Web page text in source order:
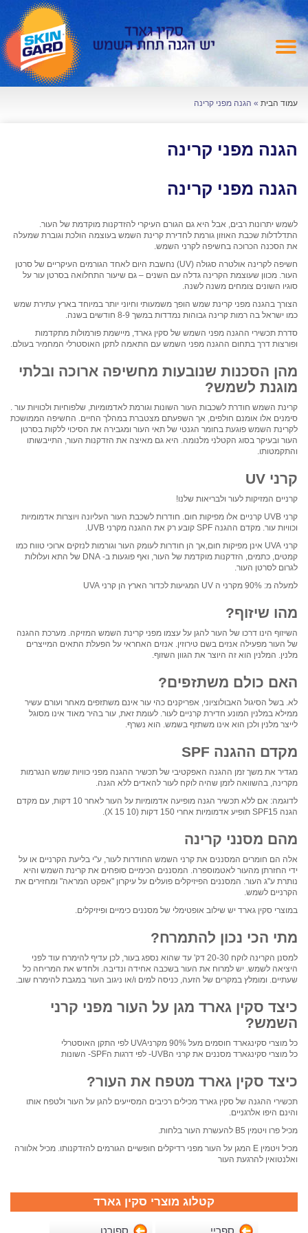
עמוד הבית » הגנה מפני קרינה
הגנה מפני קרינה
הגנה מפני קרינה
לשמש יתרונות רבים, אבל היא גם הגורם העיקרי להזדקנות מוקדמת של העור.
התדלדלות שכבת האוזון גורמת לחדירת קרינת השמש בעוצמה הולכת וגוברת שמעלה
את הסכנה הכרוכה בחשיפה לקרני השמש.
חשיפה לקרינה אולטרה סגולה (UV) נחשבת היום לאחד הגורמים העיקריים של סרטן
העור. מכוון שעוצמת הקרינה גדלה עם השנים – גם שיעור התחלואה בסרטן עור על
סוגיו השונים צומחים משנה לשנה.
הצורך בהגנה מפני קרינת שמש הופך משמעותי וחיוני יותר במיוחד בארץ עתירת שמש
כמו ישראל בה רמות קרינה גבוהות נמדדות במשך 8-9 חודשים בשנה.
סדרת תכשירי ההגנה מפני השמש של סקין גארד, מיישמת פורמולות מתקדמות
ופורצות דרך בתחום ההגנה מפני השמש עם התאמה לתקן האוסטרלי המחמיר בעולם.
מהן הסכנות שנובעות מחשיפה ארוכה ובלתי
מוגנת לשמש?
קרינת השמש חודרת לשכבות העור השונות וגורמת לאדמומיות, שלפוחיות ולכוויות עור .
סימנים אלו אומנם חולפים, אך השפעתם מצטברת במהלך החיים. החשיפה הממושכת
לקרינת השמש פוגעת בחומר הגנטי של תאי העור ומגבירה את הסיכוי ללקות בסרטן
העור ובעיקר בסוג הקטלני מלנומה. היא גם מאיצה את הזדקנות העור, התייבשותו
והתקמטותו.
קרני UV
קרניים המזיקות לעור ולבריאות שלנו!
קרני UVB קרניים אלו מפיקות חום. חודרות לשכבת העור העליונה ויוצרות אדמומיות
וכוויות עור. מקדם ההגנה SPF קובע רק את ההגנה מקרני UVB.
קרני UVA אינן מפיקות חום,אך הן חודרות לעומק העור וגורמות לנזקים ארוכי טווח כמו
קמטים, כתמים, הזדקנות מוקדמת של העור, ואף פוגעות ב- DNA של התא ועלולות
לגרום לסרטן העור.
למעלה מ: 90% מקרני ה UV המגיעות לכדור הארץ הן קרני UVA
מהו שיזוף?
השיזוף הינו דרכו של העור להגן על עצמו מפני קרינת השמש המזיקה. מערכת ההגנה
של העור מפעילה אנזים בשם טירוזין. אנזים האחראי על הפעלת התאים המייצרים
מלנין. המלנין הוא זה היוצר את הגוון השזוף.
האם כולם משתזפים?
לא. בשל הסיגול האבולוציוני, אפריקנים כהי עור אינם משתזפים מאחר ועורם עשיר
ממילא במלנין המונע חדירת קרניים לעור. לעומת זאת, עור בהיר מאוד אינו מסוגל
לייצר מלנין ולכן הוא אינו משתזף בשמש. הוא נשרף.
מקדם ההגנה SPF
מגדיר את משך זמן ההגנה האפקטיבי של תכשיר ההגנה מפני כוויות שמש הנגרמות
מקרינה, בהשוואה לזמן שהיה לוקח לעור להאדים ללא הגנה.
לדוגמה: אם ללא תכשיר הגנה מופיעה אדמומיות על העור לאחר 10 דקות, עם מקדם
הגנה SPF15 תופיע אדמומיות אחרי 150 דקות (10 X 15).
מהם מסנני קרינה
אלה הם חומרים המסננים את קרני השמש החודרות לעור, ע"י בליעת הקרניים או על
ידי החזרתן מהעור לאטמוספרה. המסננים הכימיים סופחים את קרינת השמש והיא
נותרת ע"ג העור. המסננים הפיזיקלים פועלים על עיקרון "אפקט המראה" ומחזירים את
הקרניים לשמש.
במוצרי סקין גארד יש שילוב אופטימלי של מסננים כימיים ופיזיקלים.
מתי הכי נכון להתמרח?
למסנן הקרינה לוקח 20-30 דק' עד שהוא נספג בעור, לכן עדיף להימרח עוד לפני
היציאה לשמש. יש למרוח את העור בשכבה אחידה ונדיבה. ולחדש את המריחה כל
שעתיים. ומומלץ במקרים של הזעה, כניסה למים ו/או ניגוב העור במגבת להימרח שוב.
כיצד סקין גארד מגן על העור מפני קרני
השמש?
כל מוצרי סקינגארד חוסמים מעל 90% מקרניUVA לפי התקן האוסטרלי
כל מוצרי סקינגארד מסננים את קרני הUVB- לפי דרגות הSPF- השונות
כיצד סקין גארד מטפח את העור?
תכשירי ההגנה של סקין גארד מכילים רכיבים המסייעים להגן על העור ולטפח אותו
והינם היפו אלרגניים.
מכיל פרו ויטמין B5 להעשרת העור בלחות.
מכיל ויטמין E המגן על העור מפני רדיקלים חופשיים הגורמים להזדקנותו. מכיל אלוורה
ואלנטואין להרגעת העור
קטלוג מוצרי סקין גארד
ספריי ספורט